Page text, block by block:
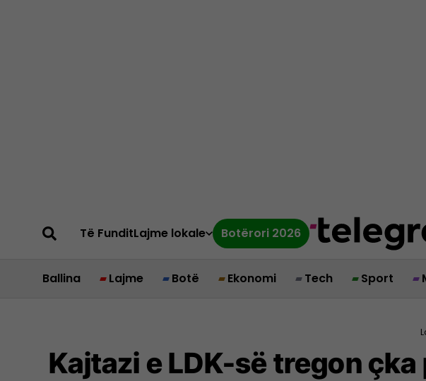
Të FunditLajme lokale Botërori 2026
Ballina Lajme Botë Ekonomi Tech Sport
Kajtazi e LDK-së tregon